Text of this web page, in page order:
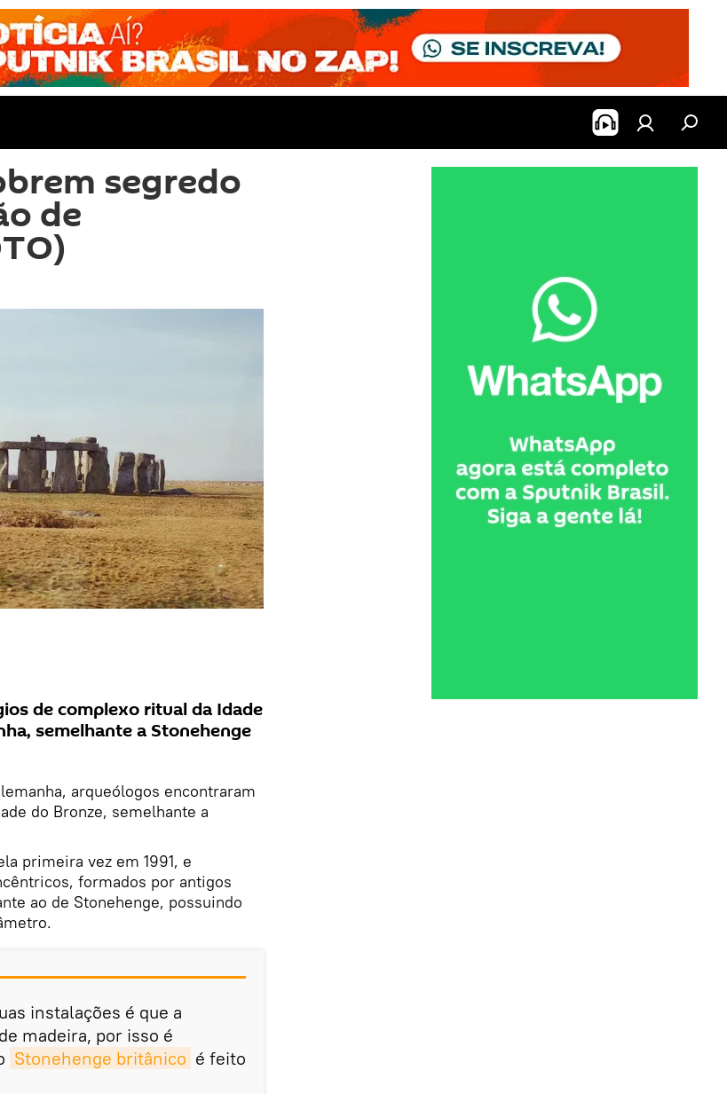
segredo
de
de complexo ritual da Idade
semelhante a Stonehenge
arqueólogos encontraram
do Bronze, semelhante a
primeira vez em 1991, e
formados por antigos
ao de Stonehenge, possuindo
instalações é que a
madeira, por isso é
Stonehenge britânico é feito